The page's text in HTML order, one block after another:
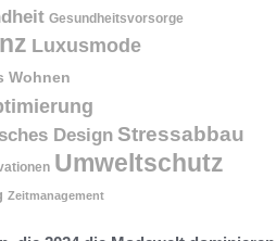
Gesundheitsvorsorge
Luxusmode
Wohnen
Design Stressabbau
Umweltschutz
Zeitmanagement